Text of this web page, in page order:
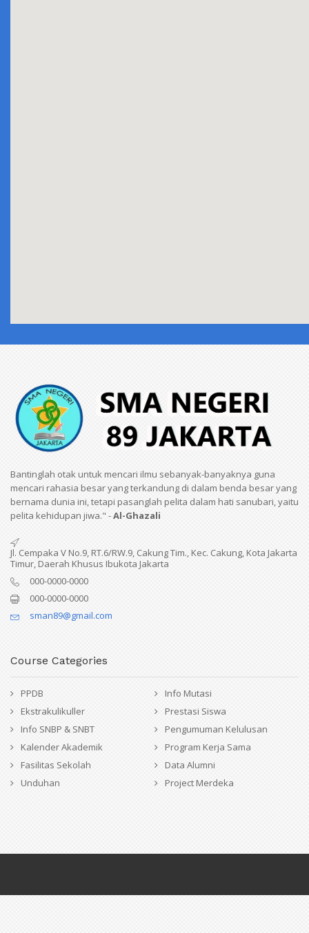
Bantinglah otak untuk mencari ilmu sebanyak-banyaknya guna
mencari rahasia besar yang terkandung di dalam benda besar yang
bernama dunia ini, tetapi pasanglah pelita dalam hati sanubari, yaitu
pelita kehidupan jiwa." -Al-Ghazali
Jl. Cempaka V No.9, RT.6/RW.9, Cakung Tim., Kec. Cakung, Kota Jakarta
Timur, Daerah Khusus Ibukota Jakarta
000-0000-0000
000-0000-0000
sman89@gmail.com
Course Categories
PPDB
Info Mutasi
Ekstrakulikuller
Prestasi Siswa
Info SNBP & SNBT
Pengumuman Kelulusan
Kalender Akademik
Program Kerja Sama
Fasilitas Sekolah
Data Alumni
Unduhan
Project Merdeka